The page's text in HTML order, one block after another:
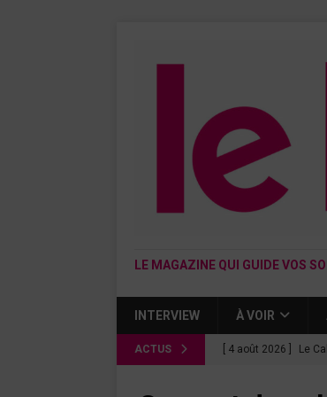
LE MAGAZINE QUI GUIDE VOS
INTERVIEW À VOIR
ACTUS [ 4 août 2026 ] Le